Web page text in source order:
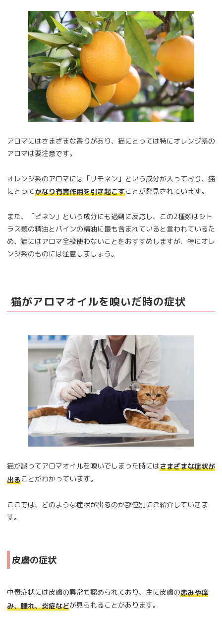
アロマにはさまざまな香りがあり、猫にとっては特にオレンジ系の
アロマは要注意です。
オレンジ系のアロマには「リモネン」という成分が入っており、猫
にとってかなり有害作用を引き起こすことが発見されています。
また、「ピネン」という成分にも過剰に反応し、この2種類はシト
ラス類の精油とパインの精油に最も含まれていると言われているた
め、猫にはアロマ全般使わないことをおすすめしますが、特にオレ
ンジ系のものには注意しましょう。
猫がアロマオイルを嗅いだ時の症状
猫が誤ってアロマオイルを嗅いでしまった時にはさまざまな症状が
出ることがわかっています。
ここでは、どのような症状が出るのか部位別にご紹介していきま
す。
皮膚の症状
中毒症状には皮膚の異常も認められており、主に皮膚の赤みや痒
み、腫れ、炎症などが見られることがあります。